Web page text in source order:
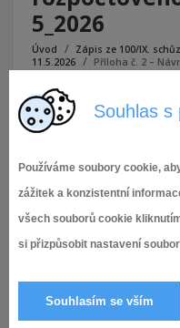
Souhlas s
Používáme soubory cookie,
zážitek a konzistentní
všech souborů cookie
si přizpůsobit nastavení
Souhlasím se vším
5_2026
Úvod
Zápis ze 100/IX.
11.5.2026
Příloha č. 2 –
Příloha č. 2 - Návrh